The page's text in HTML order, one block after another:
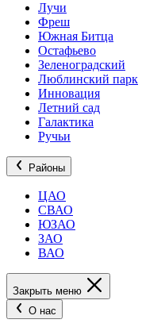
Лучи
Фреш
Южная Битца
Остафьево
Зеленоградский
Люблинский парк
Инновация
Летний сад
Галактика
Ручьи
Районы
ЦАО
СВАО
ЮЗАО
ЗАО
ВАО
Закрыть меню
О нас